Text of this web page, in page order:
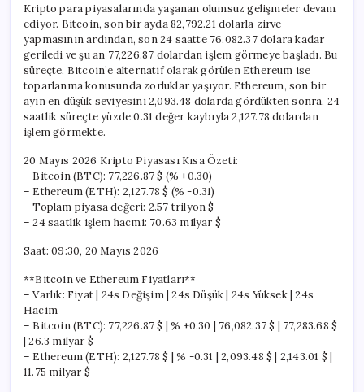
ve
Ethereum
Zor
Durumda
Kripto para piyasalarında yaşanan olumsuz gelişmeler devam
ediyor. Bitcoin, son bir ayda 82,792.21 dolarla zirve
yapmasının ardından, son 24 saatte 76,082.37 dolara kadar
geriledi ve şu an 77,226.87 dolardan işlem görmeye başladı. Bu
süreçte, Bitcoin’e alternatif olarak görülen Ethereum ise
toparlanma konusunda zorluklar yaşıyor. Ethereum, son bir
ayın en düşük seviyesini 2,093.48 dolarda gördükten sonra, 24
saatlik süreçte yüzde 0.31 değer kaybıyla 2,127.78 dolardan
işlem görmekte.
20 Mayıs 2026 Kripto Piyasası Kısa Özeti:
– Bitcoin (BTC): 77,226.87 $ (% +0.30)
– Ethereum (ETH): 2,127.78 $ (% -0.31)
– Toplam piyasa değeri: 2.57 trilyon $
– 24 saatlik işlem hacmi: 70.63 milyar $
Saat: 09:30, 20 Mayıs 2026
**Bitcoin ve Ethereum Fiyatları**
– Varlık: Fiyat | 24s Değişim | 24s Düşük | 24s Yüksek | 24s
Hacim
– Bitcoin (BTC): 77,226.87 $ | % +0.30 | 76,082.37 $ | 77,283.68 $
| 26.3 milyar $
– Ethereum (ETH): 2,127.78 $ | % -0.31 | 2,093.48 $ | 2,143.01 $ |
11.75 milyar $